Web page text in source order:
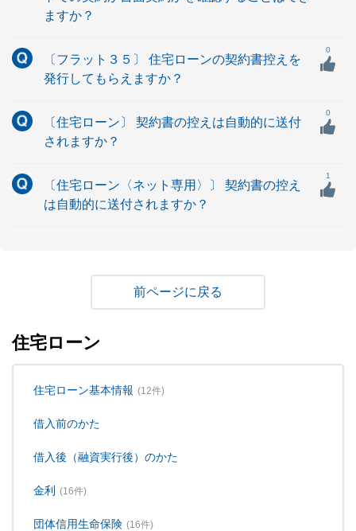
ますか？
〔フラット３５〕 住宅ローンの契約書控えを
発行してもらえますか？
0
〔住宅ローン〕 契約書の控えは自動的に送付
されますか？
0
〔住宅ローン〈ネット専用〉〕 契約書の控え
は自動的に送付されますか？
1
戻る
住宅ローン
住宅ローン基本情報 (12件)
借入前のかた
借入後（融資実行後）のかた
金利 (16件)
団体信用生命保険 (16件)